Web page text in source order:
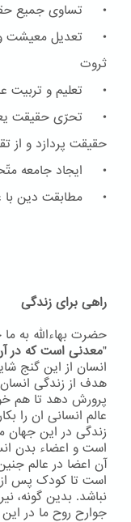
• تساوی جمیع
• تعدیل معیشت و
ثروت
• تعلیم و تربیت
• تحرّی حقیقت
حقیقت پردازد و از
• ایجاد جامعه
• مطابقت دین با
راهی برای زندگی
حضرت بهاءاللّه به
"معدنی است که در
انسان از این گنج
هدف از زندگی
پرورش دهد تا هم
عالم انسانی ان را
زندگی در این جهان
است و اعضاء بدن
آن اعضا در عالم
است تا کودک پس از
نباشد. بدین گونه،
جوارح روح ما در